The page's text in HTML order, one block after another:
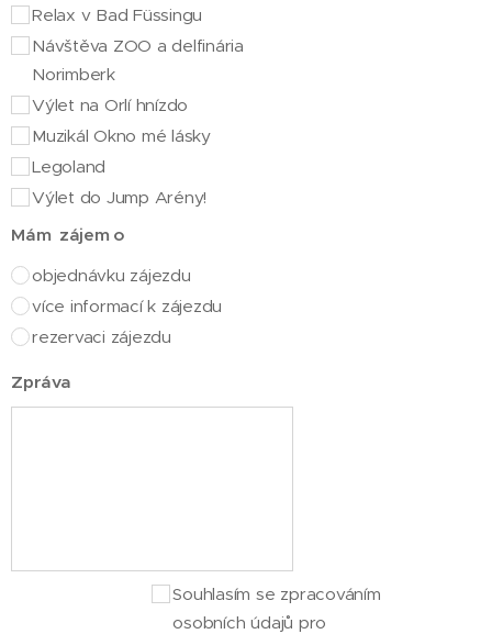
Relax v Bad Füssingu
Návštěva ZOO a delfinária
Norimberk
Výlet na Orlí hnízdo
Muzikál Okno mé lásky
Legoland
Výlet do Jump Arény!
Mám zájem o
objednávku zájezdu
více informací k zájezdu
rezervaci zájezdu
Zpráva
Souhlasím se zpracováním
osobních údajů pro